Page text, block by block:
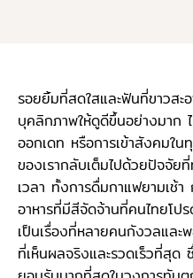
รอยยิ้มที่สดใสและฟันที่ขาวสะ
บุคลิกภาพให้ดูดีขึ้นอย่างมาก
ออกเดท หรือการเข้าสังคมใ
ของเรากลับเต็มไปด้วยปัจจัย
เวลา ทั้งการดื่มกาแฟยามเช้
อาหารที่มีสีจัดจ้านที่คนไทยโ
เป็นเรื่องที่หลายคนกังวลแล
ที่เห็นผลจริงและรวดเร็วที่สุด